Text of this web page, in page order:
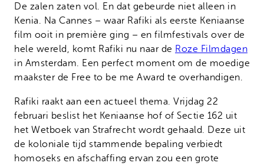
De zalen zaten vol. En dat gebeurde niet alleen in
Kenia. Na Cannes – waar Rafiki als eerste Keniaanse
film ooit in première ging – en filmfestivals over de
hele wereld, komt Rafiki nu naar de Roze Filmdagen
in Amsterdam. Een perfect moment om de moedige
maakster de Free to be me Award te overhandigen.
Rafiki raakt aan een actueel thema. Vrijdag 22
februari beslist het Keniaanse hof of Sectie 162 uit
het Wetboek van Strafrecht wordt gehaald. Deze uit
de koloniale tijd stammende bepaling verbiedt
homoseks en afschaffing ervan zou een grote